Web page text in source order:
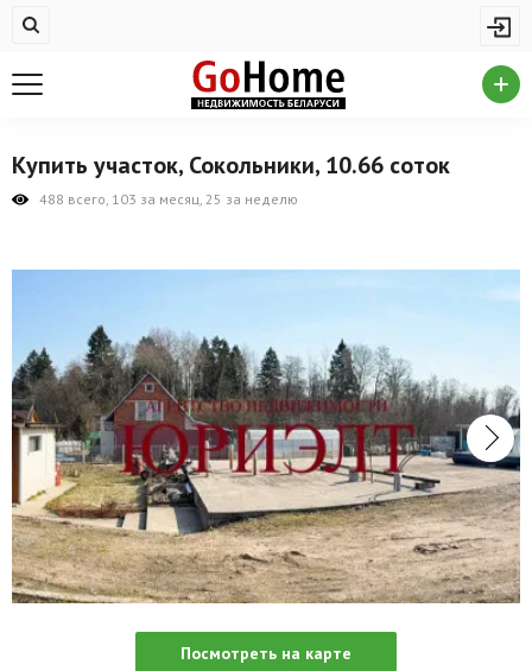
Купить квартиру
На сутки
Комерческая недвижимость
Продажа коммерческой недвижимости
Аренда коммерческой недвижимости
Другие разделы
Новости
Агентства
Грузовое такси
Купить участок, Сокольники, 10.66 соток
488 всего, 103 за месяц, 25 за неделю
Посмотреть на карте